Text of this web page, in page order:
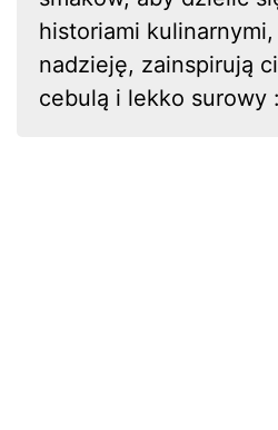
historiami
nadzieję, zainspirują
cebulą i lekko surowy